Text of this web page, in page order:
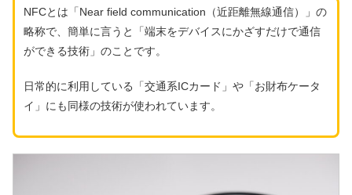
NFCとは「Near field communication（近距離無線通信）」の
略称で、簡単に言うと「端末をデバイスにかざすだけで通信
ができる技術」のことです。
日常的に利用している「交通系ICカード」や「お財布ケータ
イ」にも同様の技術が使われています。